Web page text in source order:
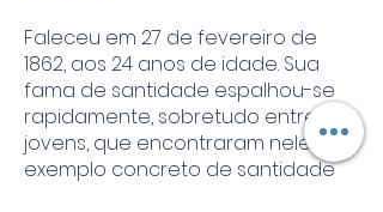
Faleceu em 27 de fevereiro de
1862, aos 24 anos de idade. Sua
fama de santidade espalhou-se
rapidamente, sobretudo entre os
jovens, que encontraram nele um
exemplo concreto de santidade